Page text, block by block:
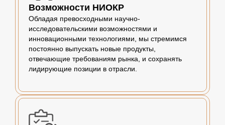
Возможности НИОКР
Обладая превосходными научно-
исследовательскими возможностями и
инновационными технологиями, мы стремимся
постоянно выпускать новые продукты,
отвечающие требованиям рынка, и сохранять
лидирующие позиции в отрасли.